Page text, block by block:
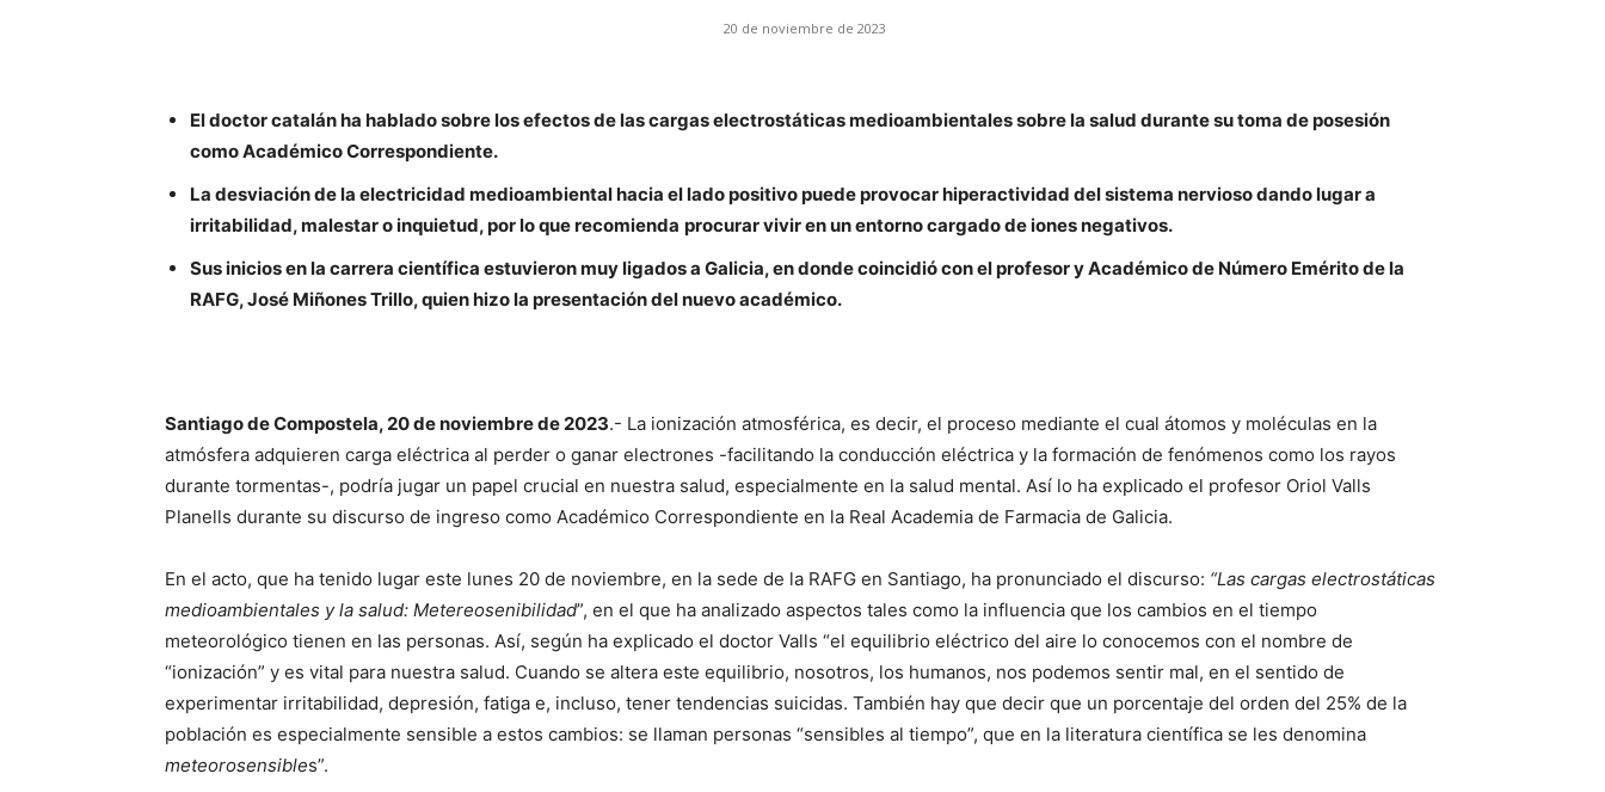
Farmacia
de
Galicia
20 de noviembre de 2023
El doctor catalán ha hablado sobre los efectos de las cargas electrostáticas medioambientales sobre la salud durante su toma de posesión
como Académico Correspondiente.
La desviación de la electricidad medioambiental hacia el lado positivo puede provocar hiperactividad del sistema nervioso dando lugar a
irritabilidad, malestar o inquietud, por lo que recomienda procurar vivir en un entorno cargado de iones negativos.
Sus inicios en la carrera científica estuvieron muy ligados a Galicia, en donde coincidió con el profesor y Académico de Número Emérito de la
RAFG, José Miñones Trillo, quien hizo la presentación del nuevo académico.
Santiago de Compostela, 20 de noviembre de 2023.- La ionización atmosférica, es decir, el proceso mediante el cual átomos y moléculas en la
atmósfera adquieren carga eléctrica al perder o ganar electrones -facilitando la conducción eléctrica y la formación de fenómenos como los rayos
durante tormentas-, podría jugar un papel crucial en nuestra salud, especialmente en la salud mental. Así lo ha explicado el profesor Oriol Valls
Planells durante su discurso de ingreso como Académico Correspondiente en la Real Academia de Farmacia de Galicia.
En el acto, que ha tenido lugar este lunes 20 de noviembre, en la sede de la RAFG en Santiago, ha pronunciado el discurso: “Las cargas electrostáticas
medioambientales y la salud: Metereosenibilidad”, en el que ha analizado aspectos tales como la influencia que los cambios en el tiempo
meteorológico tienen en las personas. Así, según ha explicado el doctor Valls “el equilibrio eléctrico del aire lo conocemos con el nombre de
“ionización” y es vital para nuestra salud. Cuando se altera este equilibrio, nosotros, los humanos, nos podemos sentir mal, en el sentido de
experimentar irritabilidad, depresión, fatiga e, incluso, tener tendencias suicidas. También hay que decir que un porcentaje del orden del 25% de la
población es especialmente sensible a estos cambios: se llaman personas “sensibles al tiempo”, que en la literatura científica se les denomina
meteorosensibles”.